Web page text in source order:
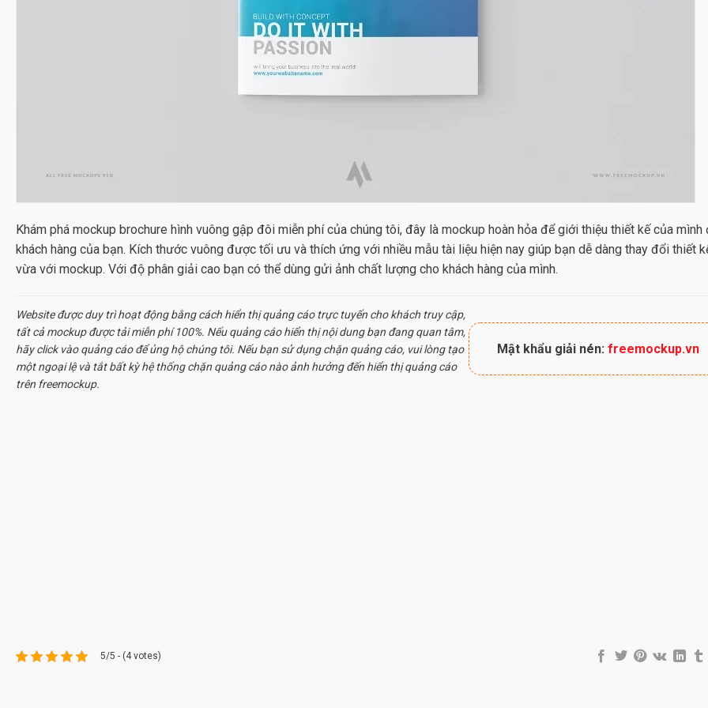
Khám phá mockup brochure hình vuông gập đôi miễn phí của chúng tôi, đây là mockup hoàn hỏa để giới thiệu thiết kế của mình
khách hàng của bạn. Kích thước vuông được tối ưu và thích ứng với nhiều mẫu tài liệu hiện nay giúp bạn dễ dàng thay đổi thiết
vừa với mockup. Với độ phân giải cao bạn có thể dùng gửi ảnh chất lượng cho khách hàng của mình.
Website được duy trì hoạt động bằng cách hiển thị quảng cáo trực tuyến cho khách truy cập,
tất cả mockupđược tải miễn phí 100%. Nếu quảng cáo hiển thị nội dung bạn đang quan tâm,
hãy click vào quảng cáo để ủng hộ chúng tôi. Nếu bạn sử dụng chặn quảng cáo, vui lòng tạo
một ngoại lệ và tắt bất kỳ hệ thống chặn quảng cáo nào ảnh hưởng đến hiển thị quảng cáo
trên freemockup.
Mật khẩu giải nén: freemockup.vn
5/5 - (4 votes)